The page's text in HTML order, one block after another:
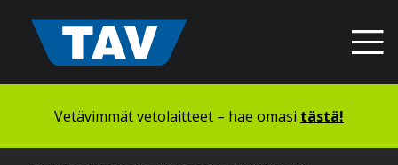
sisältöön
Vetävimmät vetolaitteet – hae omasi tästä!